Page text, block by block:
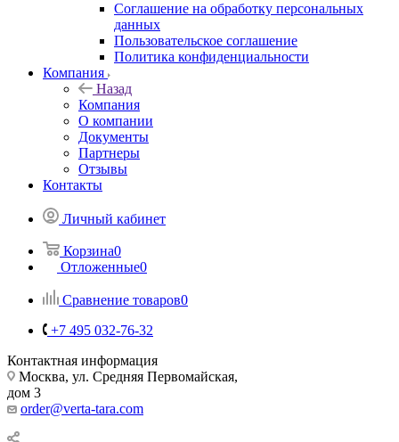
Соглашение на обработку персональных
данных
Пользовательское соглашение
Политика конфиденциальности
Компания
Назад
Компания
О компании
Документы
Партнеры
Отзывы
Контакты
Личный кабинет
Корзина0
Отложенные0
Сравнение товаров0
+7 495 032-76-32
Контактная информация
Москва, ул. Средняя Первомайская,
дом 3
order@verta-tara.com